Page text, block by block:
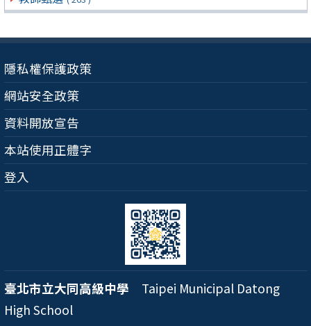
隱私權保護政策
網站安全政策
資料開放宣告
本站使用正體字
登入
臺北市立大同高級中學 Taipei Municipal Datong
High School